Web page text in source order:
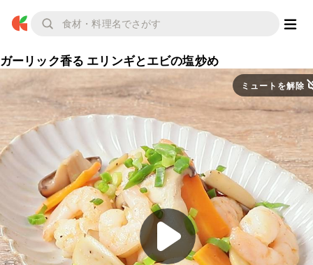
ガーリック香る エリンギとエビの塩炒め
ミュートを解除